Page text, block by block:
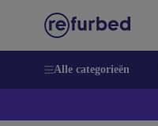
Alle categorieën